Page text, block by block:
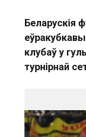
Беларускія
клубаў у
турнірнай